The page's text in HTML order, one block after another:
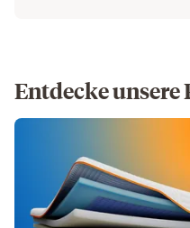
Entdecke